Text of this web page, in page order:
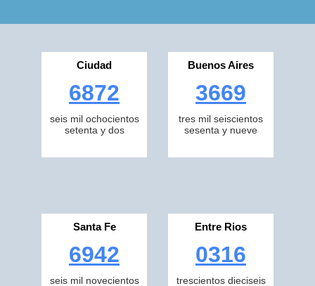
Ciudad
6872
seis mil ochocientos
setenta y dos
Buenos Aires
3669
tres mil seiscientos
sesenta y nueve
Santa Fe
6942
seis mil novecientos
Entre Rios
0316
trescientos dieciseis